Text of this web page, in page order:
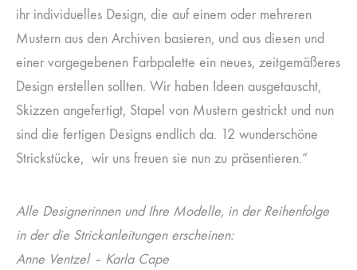
ihr individuelles Design, die auf einem oder mehreren
Mustern aus den Archiven basieren, und aus diesen und
einer vorgegebenen Farbpalette ein neues, zeitgemäßeres
Design erstellen sollten. Wir haben Ideen ausgetauscht,
Skizzen angefertigt, Stapel von Mustern gestrickt und nun
sind die fertigen Designs endlich da. 12 wunderschöne
Strickstücke, wir uns freuen sie nun zu präsentieren.”
Alle Designerinnen und Ihre Modelle, in der Reihenfolge
in der die Strickanleitungen erscheinen:
Anne Ventzel – Karla Cape